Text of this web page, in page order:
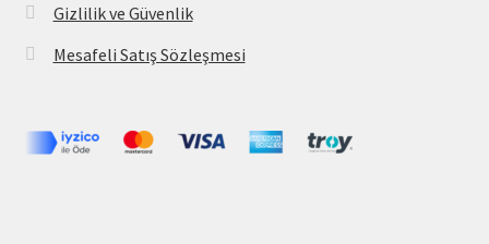
Gizlilik ve Güvenlik
Mesafeli Satış Sözleşmesi